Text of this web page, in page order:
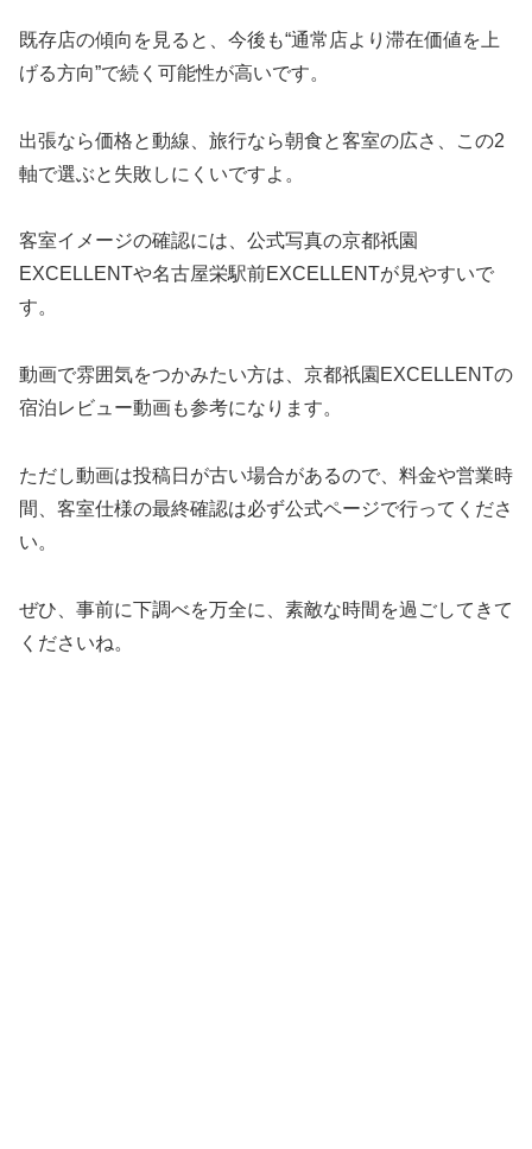
既存店の傾向を見ると、今後も“通常店より滞在価値を上
げる方向”で続く可能性が高いです。
出張なら価格と動線、旅行なら朝食と客室の広さ、この2
軸で選ぶと失敗しにくいですよ。
客室イメージの確認には、公式写真の京都祇園
EXCELLENTや名古屋栄駅前EXCELLENTが見やすいで
す。
動画で雰囲気をつかみたい方は、京都祇園EXCELLENTの
宿泊レビュー動画も参考になります。
ただし動画は投稿日が古い場合があるので、料金や営業時
間、客室仕様の最終確認は必ず公式ページで行ってくださ
い。
ぜひ、事前に下調べを万全に、素敵な時間を過ごしてきて
くださいね。